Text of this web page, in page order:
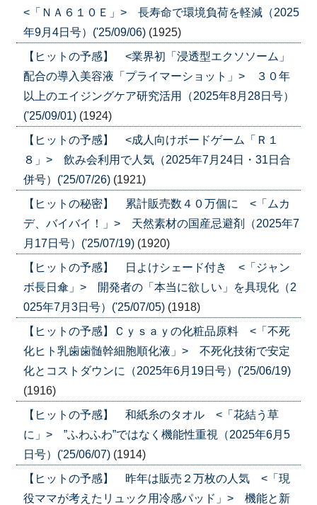
<「ＮＡ６１０Ｅ」> 長寿命で環境負荷を軽減（2025
年9月4日号）('25/09/06) (1925)
【ヒットの予感】 <業界初「浸透型エクソソーム」
配合の導入美容液「プライマーショット」> ３０年
以上のエイジングケア研究活用（2025年8月28日号）
('25/09/01) (1924)
【ヒットの予感】 <成人向けボードゲーム「Ｒ１
８」> 飲み会利用で人気（2025年7月24日・31日合
併号）('25/07/26) (1921)
【ヒットの秘密】 累計販売数４０万個に <「ムカ
デ、バイバイ！」> 天然素材の国産忌避剤（2025年7
月17日号）('25/07/19) (1920)
【ヒットの予感】 日よけシェード付き <「ジャン
ボ長日傘」> 開発者の「本当に欲しい」を具現化（2
025年7月3日号）('25/07/05) (1918)
【ヒットの予感】Ｃｙｓａｙの化粧品原料 <「不死
化ヒト乳歯歯髄幹細胞順化液」> 不死化技術で安定
化とコストダウンに（2025年6月19日号）('25/06/19)
(1916)
【ヒットの予感】 和紙糸のタオル <「花結う草
に」> ”ふわふわ”ではなく機能性重視（2025年6月5
日号）('25/06/07) (1914)
【ヒットの予感】 昨年は販売２万枚の人気 <「現
役ママが考えたリュック用冷感パッド」> 機能と新